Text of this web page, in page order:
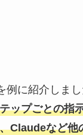
に紹介しまし
ップごとの指
Claudeなど他